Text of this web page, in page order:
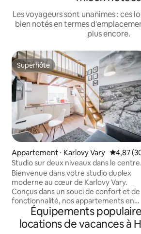
Les voyageurs sont unanimes : ces
bien notés en termes
plus encore.
Superhôte
Superhôte
Appartement ⋅ Karlovy Vary
4,87
Studio sur deux niveaux dans le centre
de Karlovy Vary
Bienvenue dans votre studio duplex
moderne au cœur de Karlovy Vary.
Conçus dans un souci de confort et de
fonctionnalité, nos appartements en
duplex offrent un aménagement
élégant sur deux niveaux qui crée une
atmosphère à la fois spacieuse et
Équipements
locations de vacances à